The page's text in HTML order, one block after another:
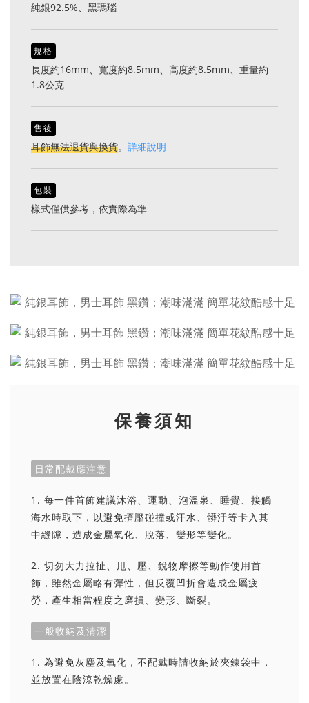
純銀92.5%、黑瑪瑙
規格
長度約16mm、寬度約8.5mm、高度約8.5mm、重量約
1.8公克
售後
耳飾無法退貨與換貨。 詳細說明
包裝
樣式僅供參考，依實際為準
保養須知
日常配戴應注意
1. 每一件首飾建議沐浴、運動、泡溫泉、睡覺、接觸
海水時取下，以避免擠壓碰撞或汗水、髒汙等卡入其
中縫隙，造成金屬氧化、脫落、變形等變化。
2. 切勿大力拉扯、甩、壓、銳物摩擦等動作使用首
飾，雖然金屬略有彈性，但反覆凹折會造成金屬疲
勞，產生相當程度之磨損、變形、斷裂。
一般收納及清潔
1. 為避免灰塵及氧化，不配戴時請收納於夾鍊袋中，
並放置在陰涼乾燥處。